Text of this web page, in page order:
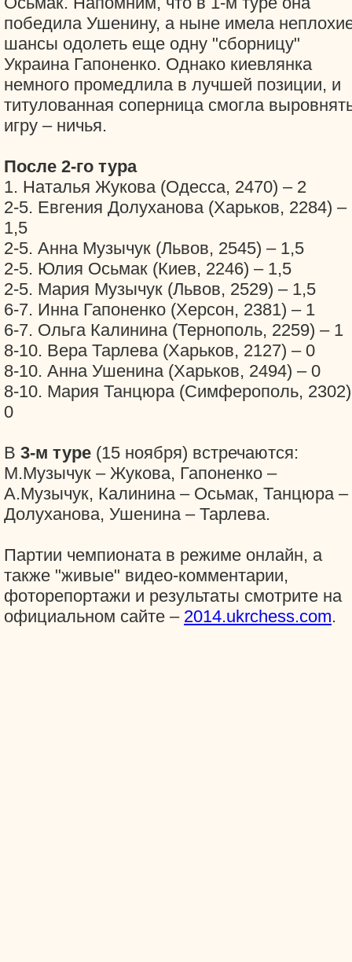
победила Ушенину, а ныне имела
шансы одолеть еще одну "сборницу"
Украина Гапоненко. Однако киевлянка
немного промедлила в лучшей позиции, и
титулованная соперница смогла
игру – ничья.
После 2-го тура
1. Наталья Жукова (Одесса, 2470) – 2
2-5. Евгения Долуханова (Харьков, 2284) –
1,5
2-5. Анна Музычук (Львов, 2545) – 1,5
2-5. Юлия Осьмак (Киев, 2246) – 1,5
2-5. Мария Музычук (Львов, 2529) – 1,5
6-7. Инна Гапоненко (Херсон, 2381) – 1
6-7. Ольга Калинина (Тернополь, 2259) – 1
8-10. Вера Тарлева (Харьков, 2127) – 0
8-10. Анна Ушенина (Харьков, 2494) – 0
8-10. Мария Танцюра (Симферополь,
0
В 3-м туре (15 ноября) встречаются:
М.Музычук – Жукова, Гапоненко –
А.Музычук, Калинина – Осьмак, Танцюра –
Долуханова, Ушенина – Тарлева.
Партии чемпионата в режиме онлайн, а
также "живые" видео-комментарии,
фоторепортажи и результаты смотрите на
официальном сайте – 2014.ukrchess.com.